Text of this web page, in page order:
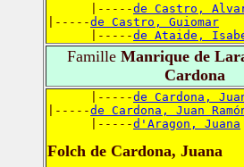
      |-----
de Castro,
|-----de Castro, Guiomar
      |-----
de Ataide,
Famille Manrique de
Cardona
      |-----
de Cardona,
|-----de Cardona, Juan
      |-----
d'Aragon, Juana
Folch de Cardona, Juana